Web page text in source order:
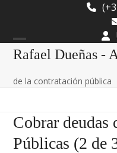
content
Rafael Dueñas -
Open
Close
de la contratación pública
Cobrar deudas
Públicas (2 de